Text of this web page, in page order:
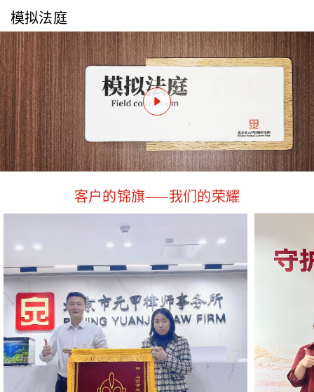
模拟法庭
客户的锦旗——我们的荣耀